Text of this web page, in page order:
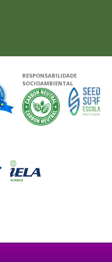
Google - Status do site no
Garantia de satisfação
RESPONSABILIDADE
SOCIOAMBIENTAL
A